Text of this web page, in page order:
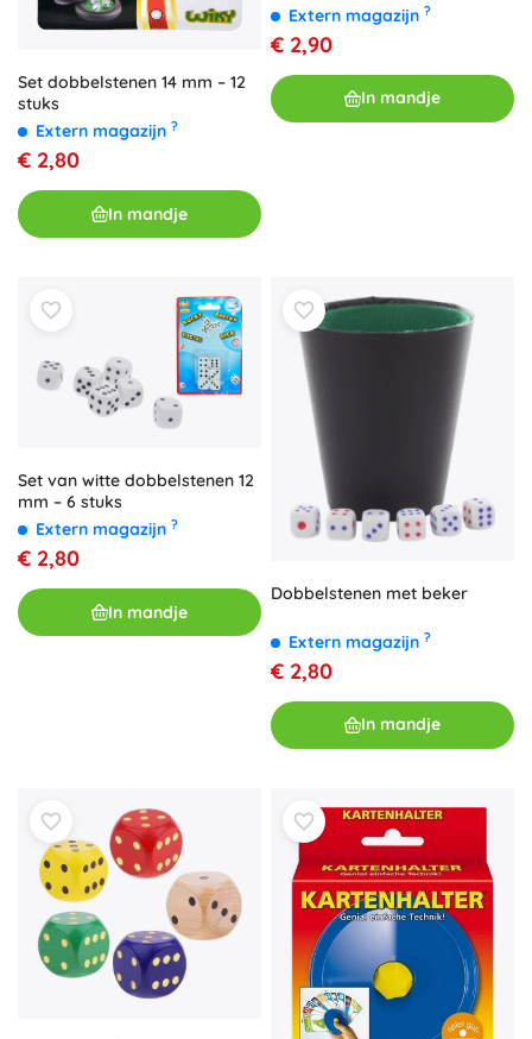
Set dobbelstenen 14 mm – 12
stuks
Extern magazijn ?
€ 2,80
In mandje
Extern magazijn ?
€ 2,90
In mandje
Set van witte dobbelstenen 12
mm – 6 stuks
Extern magazijn ?
€ 2,80
In mandje
Dobbelstenen met beker
Extern magazijn ?
€ 2,80
In mandje